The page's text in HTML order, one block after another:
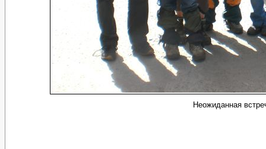
Неожиданная